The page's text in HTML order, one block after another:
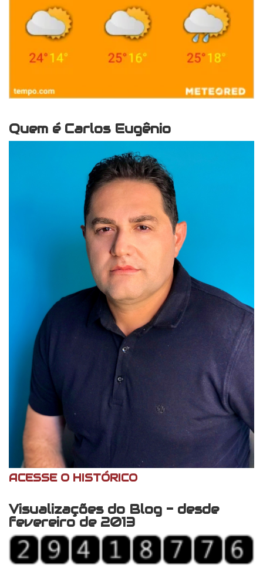
Quem é Carlos Eugênio
ACESSE O HISTÓRICO
Visualizações do Blog - desde
fevereiro de 2013